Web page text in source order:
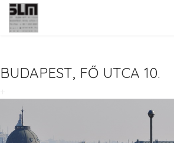
BUDAPEST, FŐ UTCA 10.